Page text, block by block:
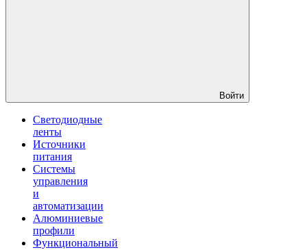
Войти
Светодиодные
ленты
Источники
питания
Системы
управления
и
автоматизации
Алюминиевые
профили
Функциональный